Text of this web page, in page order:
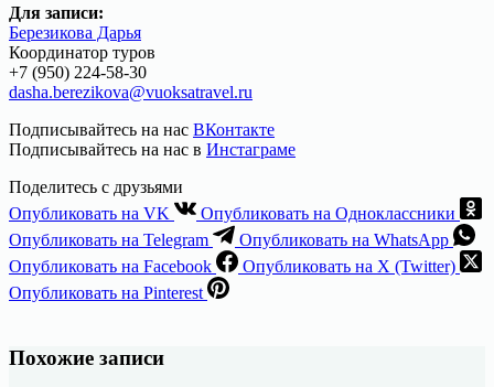
Для записи:
Березикова Дарья
Координатор туров
+7 (950) 224-58-30
dasha.berezikova@vuoksatravel.ru
Подписывайтесь на нас ВКонтакте
Подписывайтесь на нас в Инстаграме
Поделитесь с друзьями
Опубликовать на VK
Опубликовать на Одноклассники
Опубликовать на Telegram
Опубликовать на WhatsApp
Опубликовать на Facebook
Опубликовать на X (Twitter)
Опубликовать на Pinterest
Похожие записи